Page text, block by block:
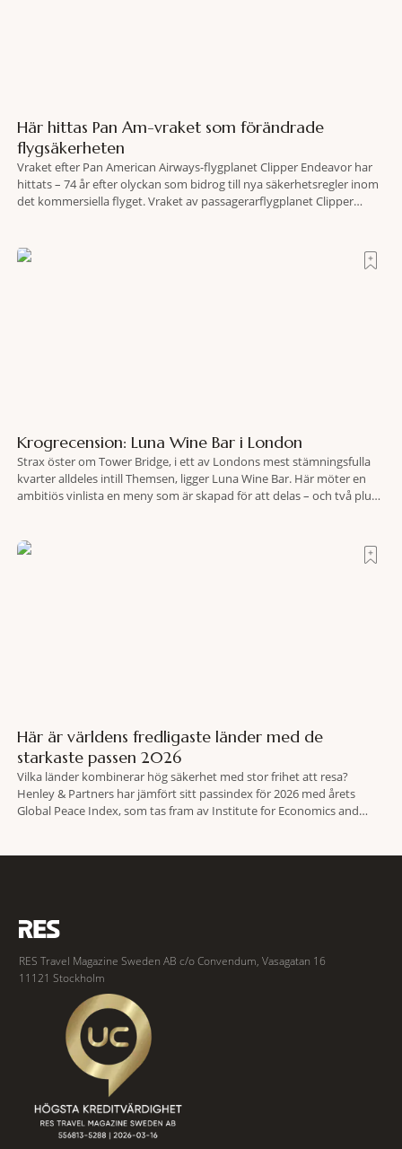
Här hittas Pan Am-vraket som förändrade
flygsäkerheten
Vraket efter Pan American Airways-flygplanet Clipper Endeavor har
hittats – 74 år efter olyckan som bidrog till nya säkerhetsregler inom
det kommersiella flyget. Vraket av passagerarflygplanet Clipper
lokaliserades den 2 juni i år med hjälp
Krogrecension: Luna Wine Bar i London
Strax öster om Tower Bridge, i ett av Londons mest stämningsfulla
kvarter alldeles intill Themsen, ligger Luna Wine Bar. Här möter en
ambitiös vinlista en meny som är skapad för att delas – och två plus
Här är världens fredligaste länder med de
starkaste passen 2026
Vilka länder kombinerar hög säkerhet med stor frihet att resa?
Henley & Partners har jämfört sitt passindex för 2026 med årets
Global Peace Index, som tas fram av Institute for Economics and
RES Travel Magazine Sweden AB c/o Convendum, Vasagatan 16
11121 Stockholm